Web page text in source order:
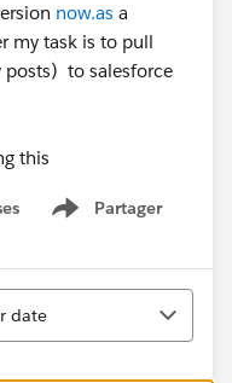
now.as a
my task is to pull
to salesforce
this
Partager
Show menu
date